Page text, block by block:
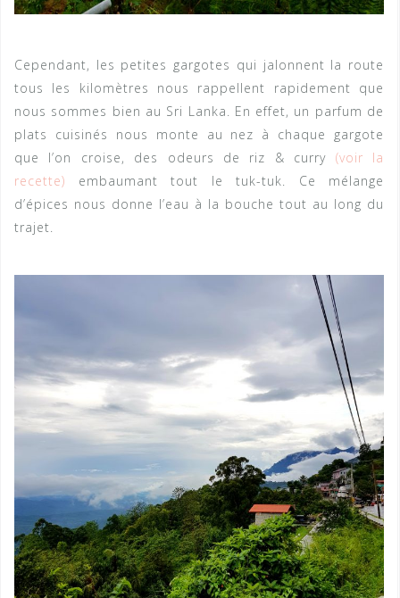
Cependant, les petites gargotes qui jalonnent la route
tous les kilomètres nous rappellent rapidement que
nous sommes bien au Sri Lanka. En effet, un parfum de
plats cuisinés nous monte au nez à chaque gargote
que l’on croise, des odeurs de riz & curry (voir la
recette) embaumant tout le tuk-tuk. Ce mélange
d’épices nous donne l’eau à la bouche tout au long du
trajet.